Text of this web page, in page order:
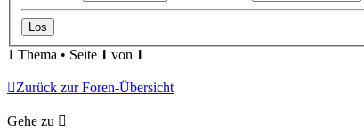
1 Thema • Seite 1 von 1
Zurück zur Foren-Übersicht
Gehe zu